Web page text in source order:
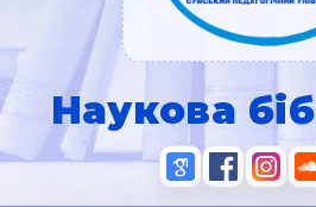
Наукова